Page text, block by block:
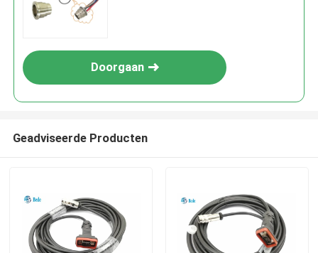
Doorgaan
Geadviseerde Producten